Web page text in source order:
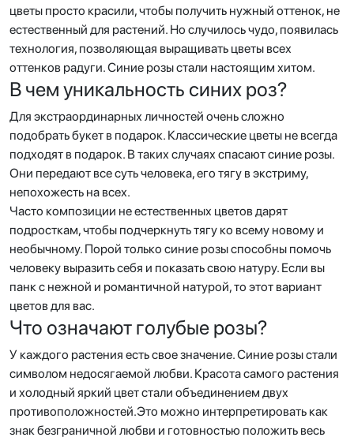
цветы просто красили, чтобы получить нужный оттенок, не
естественный для растений. Но случилось чудо, появилась
технология, позволяющая выращивать цветы всех
оттенков радуги. Синие розы стали настоящим хитом.
В чем уникальность синих роз?
Для экстраординарных личностей очень сложно
подобрать букет в подарок. Классические цветы не всегда
подходят в подарок. В таких случаях спасают синие розы.
Они передают все суть человека, его тягу в экстриму,
непохожесть на всех.
Часто композиции не естественных цветов дарят
подросткам, чтобы подчеркнуть тягу ко всему новому и
необычному. Порой только синие розы способны помочь
человеку выразить себя и показать свою натуру. Если вы
панк с нежной и романтичной натурой, то этот вариант
цветов для вас.
Что означают голубые розы?
У каждого растения есть свое значение. Синие розы стали
символом недосягаемой любви. Красота самого растения
и холодный яркий цвет стали объединением двух
противоположностей.Это можно интерпретировать как
знак безграничной любви и готовностью положить весь